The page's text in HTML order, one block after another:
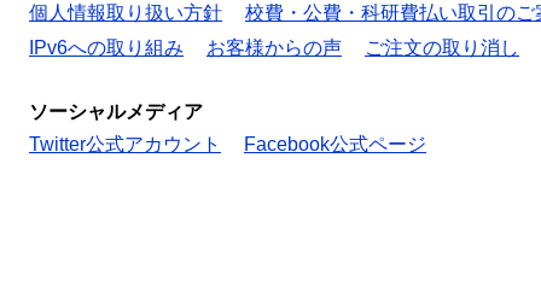
個人情報取り扱い方針
校費・公費・科研費払い取引のご
IPv6への取り組み
お客様からの声 ご注文の取り消し
ソーシャルメディア
Twitter公式アカウント
Facebook公式ページ